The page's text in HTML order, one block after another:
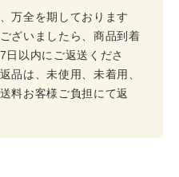
万全を期しております
ざいましたら、商品到着
日以内にご返送くださ
品は、未使用、未着用、
料お客様ご負担にて返